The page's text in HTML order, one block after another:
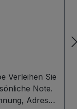
Verleihen Sie
Note.
Adresse